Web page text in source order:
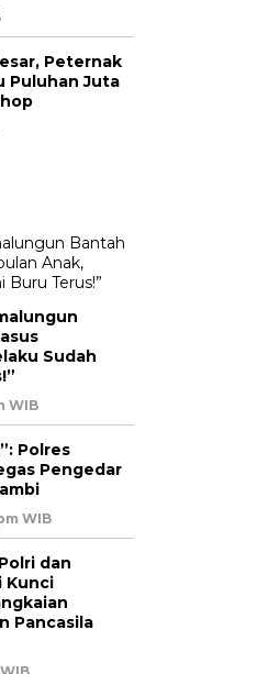
Peternak
Puluhan Juta
Sudah
WIB
Polres
Pengedar
WIB
dan
Kunci
Pancasila